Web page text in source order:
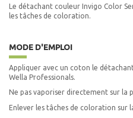
Le détachant couleur Invigo Color
les tâches de coloration.
MODE D'EMPLOI
Appliquer avec un coton le
Wella Professionals.
Ne pas vaporiser directement sur la
Enlever les tâches de coloration sur